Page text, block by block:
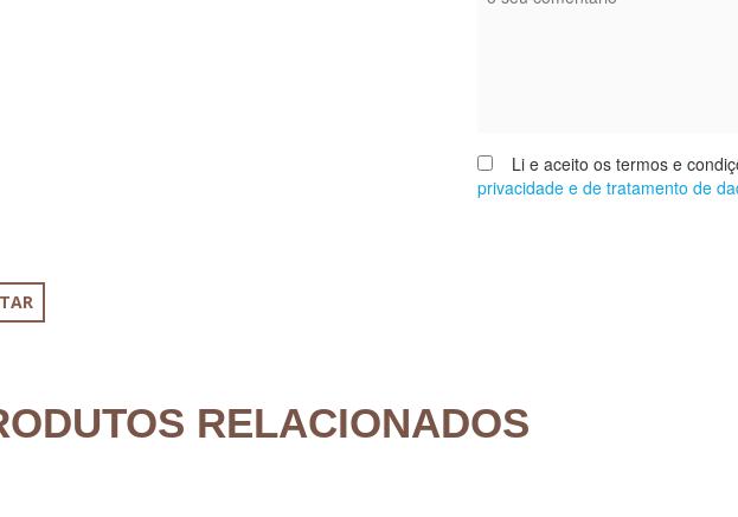
Li e aceito os termos e
privacidade e de tratamento de
RELACIONADOS